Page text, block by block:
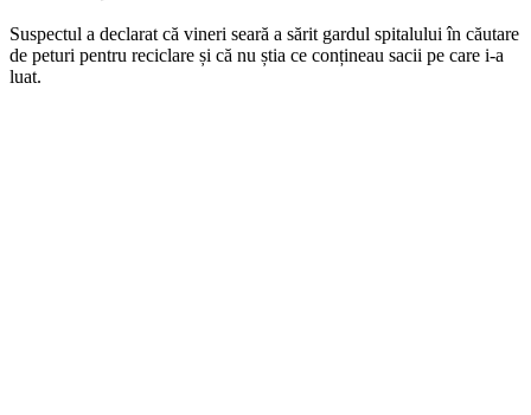
Suspectul a declarat că vineri seară a sărit gardul spitalului în căutare
de peturi pentru reciclare și că nu știa ce conțineau sacii pe care i-a
luat.